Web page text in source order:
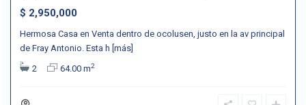
$ 2,950,000
Hermosa Casa en Venta dentro de ocolusen, justo en la av principal
de Fray Antonio. Esta h [más]
2
64.00 m2